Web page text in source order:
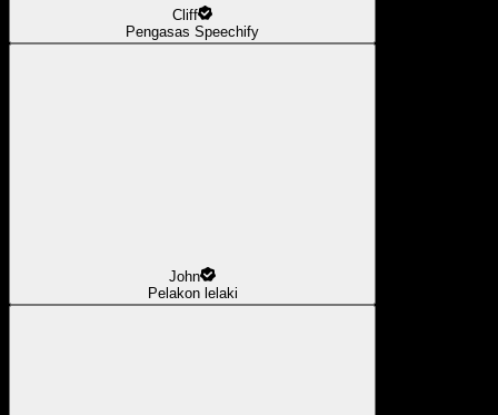
Cliff
Pengasas Speechify
John
Pelakon lelaki